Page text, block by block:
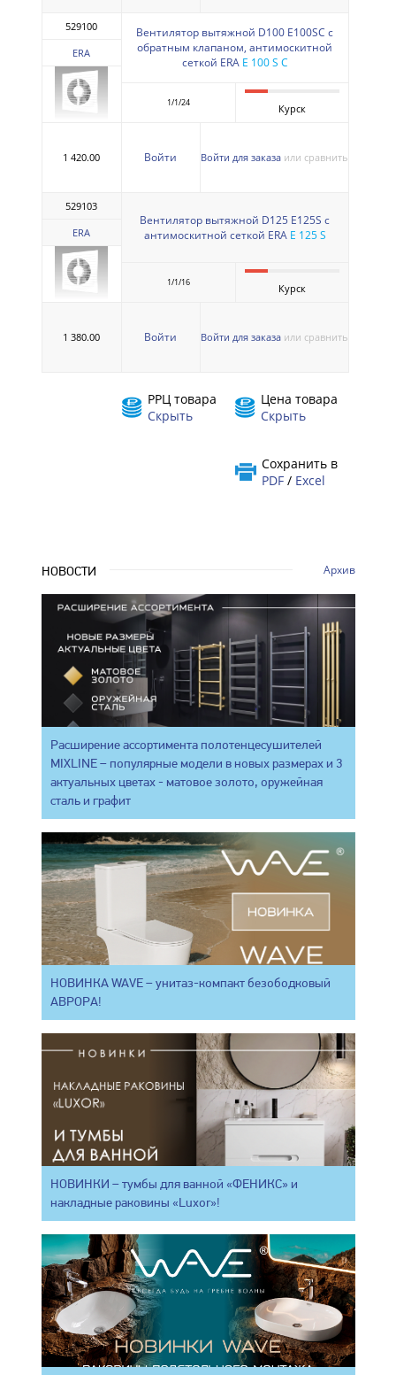
529100
ERA
Вентилятор вытяжной D100 Е100SС с
обратным клапаном, антимоскитной
сеткой ERA E 100 S C
1/1/24 Курск
1 420.00 Войти Войти для заказа или сравнить
529103
ERA
Вентилятор вытяжной D125 Е125S с
антимоскитной сеткой ERA E 125 S
1/1/16 Курск
1 380.00 Войти Войти для заказа или сравнить
Цена товара
Скрыть
РРЦ товара
Скрыть
Сохранить в
PDF/ Excel
НОВОСТИ Архив
Расширение ассортимента полотенцесушителей
MIXLINE – популярные модели в новых размерах и 3
актуальных цветах - матовое золото, оружейная
сталь и графит
НОВИНКА WAVE – унитаз-компакт безободковый
АВРОРА!
НОВИНКИ – тумбы для ванной «ФЕНИКС» и
накладные раковины «Luxor»!